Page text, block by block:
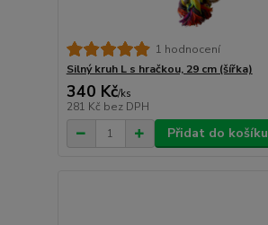
1 hodnocení
Silný kruh L s hračkou, 29 cm (šířka)
340 Kč/ks
281 Kč bez DPH
Přidat do košíku